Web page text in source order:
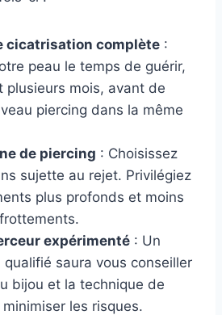
cicatrisation complète :
peau le temps de guérir,
plusieurs mois, avant de
piercing dans la même
de piercing : Choisissez
sujette au rejet. Privilégiez
plus profonds et moins
expérimenté : Un
qualifié saura vous conseiller
bijou et la technique de
les risques.